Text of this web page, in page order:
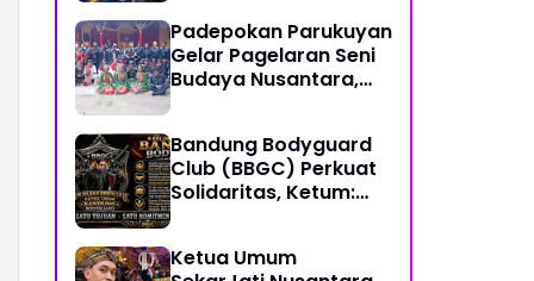
Care" Spirit
Padepokan Parukuyan
Gelar Pagelaran Seni
Budaya Nusantara,
Bandung Bodyguard
Club (BBGC) Perkuat
Solidaritas, Ketum:
Ketua Umum